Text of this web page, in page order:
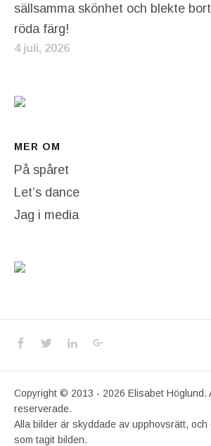
sällsamma skönhet och blekte
röda färg!
4 juli, 2026
MER OM
På spåret
Let’s dance
Jag i media
Social Media Profiles
Facebook
TwitterLinkedIn
Copyright © 2013 - 2026 Elisabet Höglund.
reserverade.
Alla bilder är skyddade av upphovsrätt,
som tagit bilden.